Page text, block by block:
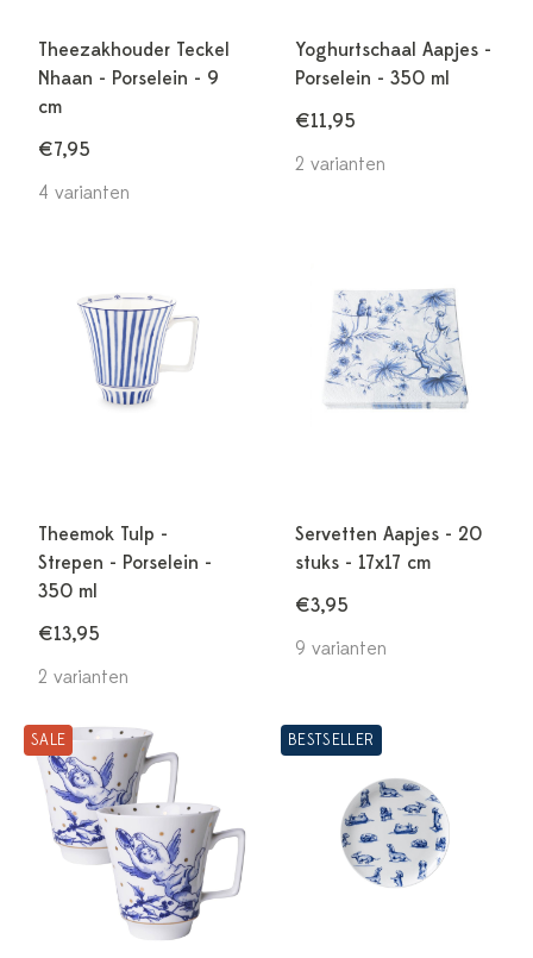
Theezakhouder Teckel
Nhaan - Porselein - 9
cm
€7,95
4 varianten
Yoghurtschaal Aapjes -
Porselein - 350 ml
€11,95
2 varianten
Theemok Tulp -
Strepen - Porselein -
350 ml
€13,95
2 varianten
Servetten Aapjes - 20
stuks - 17x17 cm
€3,95
9 varianten
SALE BESTSELLER